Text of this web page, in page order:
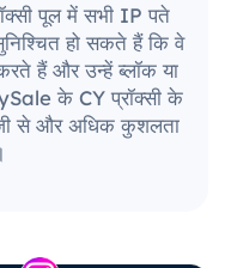
पूल में सभी IP पते
हो सकते हैं कि वे
हैं और उन्हें ब्लॉक या
के CY प्रॉक्सी के
से और अधिक कुशलता